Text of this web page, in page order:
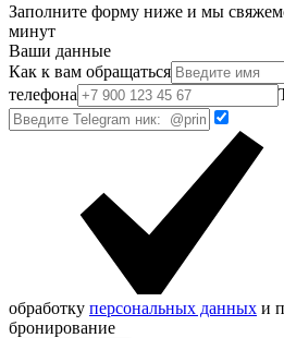
Заполните форму ниже и мы
минут
Ваши данные
Как к вам обращаться
телефона
обработку персональных данных и
бронирование